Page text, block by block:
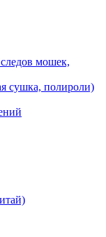
мошек,
сушка, полироли)